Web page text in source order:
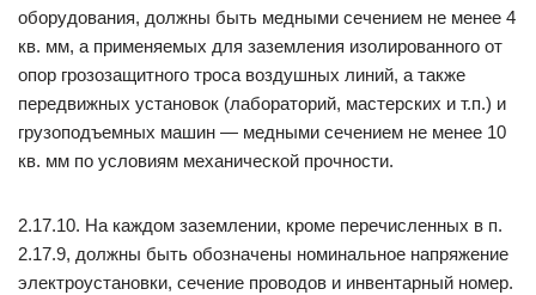
оборудования, должны быть медными сечением не менее 4
кв. мм, а применяемых для заземления изолированного от
опор грозозащитного троса воздушных линий, а также
передвижных установок (лабораторий, мастерских и т.п.) и
грузоподъемных машин — медными сечением не менее 10
кв. мм по условиям механической прочности.
2.17.10. На каждом заземлении, кроме перечисленных в п.
2.17.9, должны быть обозначены номинальное напряжение
электроустановки, сечение проводов и инвентарный номер.